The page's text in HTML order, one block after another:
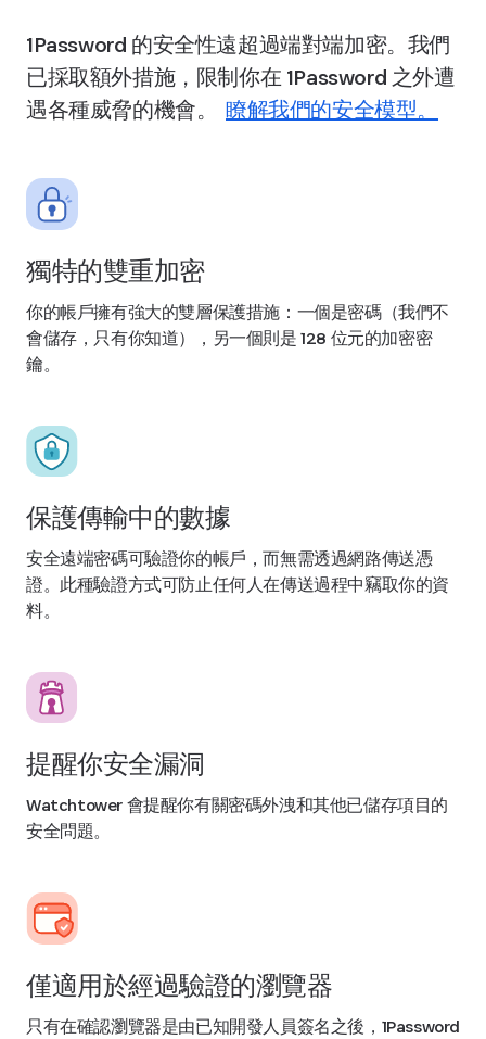
1Password 的安全性遠超過端對端加密。我們
已採取額外措施，限制你在 1Password 之外遭
遇各種威脅的機會。
瞭解我們的安全模型。
獨特的雙重加密
你的帳戶擁有強大的雙層保護措施：一個是密碼（我們不
會儲存，只有你知道），另一個則是 128 位元的加密密
鑰。
保護傳輸中的數據
安全遠端密碼可驗證你的帳戶，而無需透過網路傳送憑
證。此種驗證方式可防止任何人在傳送過程中竊取你的資
料。
提醒你安全漏洞
Watchtower 會提醒你有關密碼外洩和其他已儲存項目的
安全問題。
僅適用於經過驗證的瀏覽器
只有在確認瀏覽器是由已知開發人員簽名之後，1Password